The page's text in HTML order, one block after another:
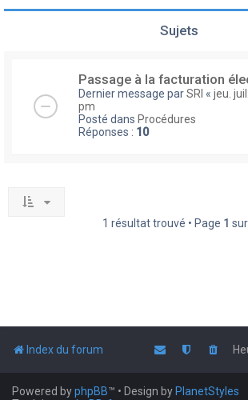
Sujets
Passage à la facturation
Dernier message parSRI « jeu.
pm
Posté dans Procédures
Réponses : 10
1 résultat trouvé • Page 1 sur
Index du forum
Powered byphpBB™ • Design by PlanetStyles